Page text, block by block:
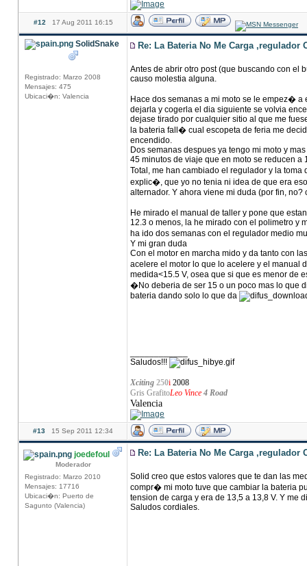
#12 17 Aug 2011 16:15
SolidSnake
Registrado: Marzo 2008
Mensajes: 475
Ubicaci�n: Valencia
Re: La Bateria No Me Carga ,regulador
Antes de abrir otro post (que buscando con el
causo molestia alguna.
Hace dos semanas a mi moto se le empez�
dejarla y cogerla el dia siguiente se volvia
dejase tirado por cualquier sitio al que me
la bateria fall� cual escopeta de feria me
encendido.
Dos semanas despues ya tengo mi moto y
45 minutos de viaje que en moto se reducen a
Total, me han cambiado el regulador y la
explic�, que yo no tenia ni idea de que era
alternador. Y ahora viene mi duda (por fin,
He mirado el manual de taller y pone que
12.3 o menos, la he mirado con el polimetro y
ha ido dos semanas con el regulador medio
Y mi gran duda
Con el motor en marcha mido y da tanto con
acelere el motor lo que lo acelere y el
medida<15.5 V, osea que si que es menor de
�No deberia de ser 15 o un poco mas lo que
bateria dando solo lo que da
Saludos!!!
Xciting 250i 2008
Gris GrafitoLeo Vince 4 Road
Valencia
#13 15 Sep 2011 12:34
joedefoul
Moderador
Registrado: Marzo 2010
Mensajes: 17716
Ubicaci�n: Puerto de
Sagunto (Valencia)
Re: La Bateria No Me Carga ,regulador
Solid creo que estos valores que te dan las
compr� mi moto tuve que cambiar la bateria
tension de carga y era de 13,5 a 13,8 V. Y me
Saludos cordiales.